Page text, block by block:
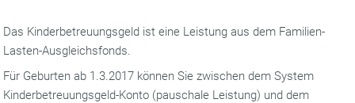
Das Kinderbetreuungsgeld ist eine Leistung aus dem Familien-
Lasten-Ausgleichsfonds.
Für Geburten ab 1.3.2017 können Sie zwischen dem System
Kinderbetreuungsgeld-Konto (pauschale Leistung) und dem